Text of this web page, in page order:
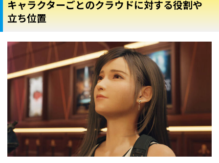
キャラクターごとのクラウドに対する役割や
立ち位置